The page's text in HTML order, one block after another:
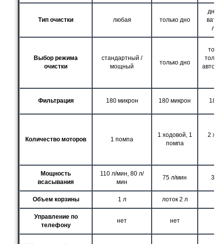
Тип очистки любая только дно
дно
Выбор режима
очистки
стандартный /
мощный
только дно
Фильтрация 180 микрон 180 микрон 180
Количество моторов 1 помпа
1 ходовой, 1
помпа
2
Мощность
всасывания
110 л/мин, 80 л/
мин
75 л/мин
Объем корзины 1 л лоток 2 л
Управление по
телефону
нет нет